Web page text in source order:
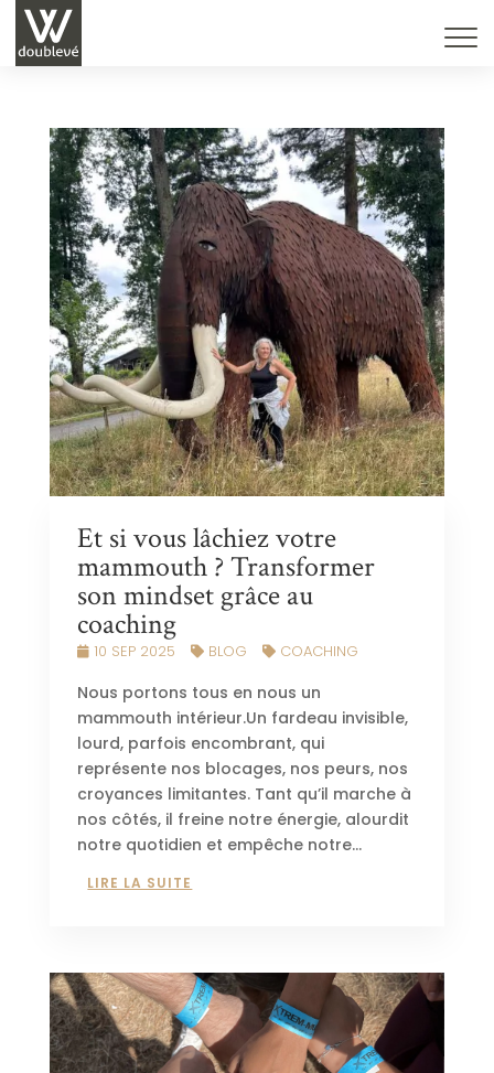
Et si vous lâchiez votre
mammouth ? Transformer
son mindset grâce au
coaching
10 SEP 2025 BLOG COACHING
Nous portons tous en nous un
mammouth intérieur.Un fardeau invisible,
lourd, parfois encombrant, qui
représente nos blocages, nos peurs, nos
croyances limitantes. Tant qu’il marche à
nos côtés, il freine notre énergie, alourdit
notre quotidien et empêche notre...
LIRE LA SUITE